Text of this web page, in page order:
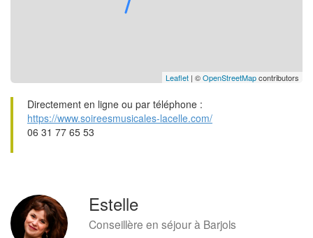
Leaflet | ©OpenStreetMapcontributors
Directement en ligne ou par téléphone :
https://www.soireesmusicales-lacelle.com/
06 31 77 65 53
Estelle
Conseillère en séjour à Barjols